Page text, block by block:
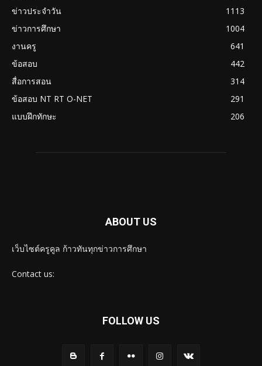
ข่าวประจำวัน
1113
ข่าวการศึกษา
1004
งานครู
641
ข้อสอบ
442
สื่อการสอน
314
ข้อสอบ NT RT O-NET
291
แบบฝึกทักษะ
206
ABOUT US
เว็บไซต์ครูคูล ก้าวทันทุกข่าวการศึกษา
Contact us:
FOLLOW US